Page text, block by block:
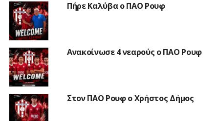
Πήρε Καλύβα ο ΠΑΟ Ρουφ
Ανακοίνωσε 4 νεαρούς ο ΠΑΟ Ρουφ
Στον ΠΑΟ Ρουφ ο Χρήστος Δήμος